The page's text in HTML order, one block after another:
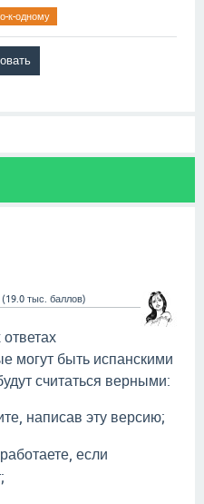
к-одному
(19.0 тыс. баллов)
могут быть испанскими
считаться верными:
написав эту версию;
если